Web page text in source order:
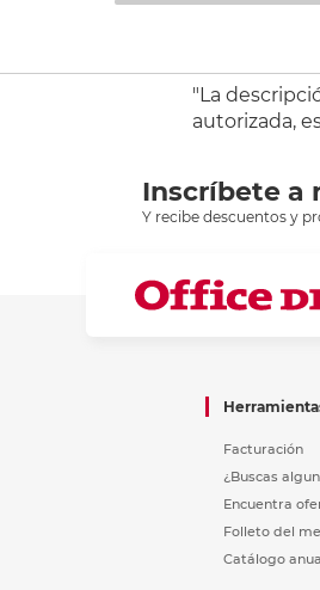
"La
autorizada,
Inscríbete a
Y recibe descuentos y
Facturación
¿Buscas
Encuentra
Folleto del
Catálogo